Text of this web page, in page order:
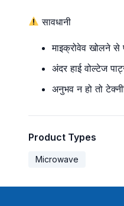
सावधानी
माइक्रोवेव खोलने से
अंदर हाई वोल्टेज
अनुभव न हो तो
Product Types
Microwave